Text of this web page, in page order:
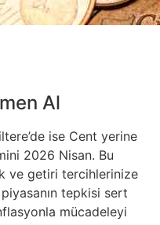
Al
ise Cent yerine
2026 Nisan. Bu
ve getiri tercihlerinize
tepkisi sert
mücadeleyi